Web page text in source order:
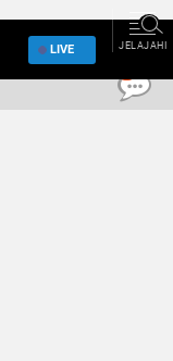
LIVE JELAJAHI